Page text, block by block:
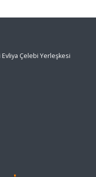
Çelebi Yerleşkesi